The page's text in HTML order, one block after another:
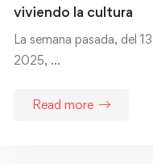
viviendo la cultura
La semana pasada, del
2025, …
Read more